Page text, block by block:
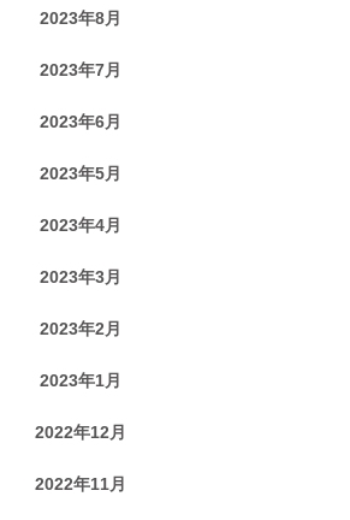
2023年8月
2023年7月
2023年6月
2023年5月
2023年4月
2023年3月
2023年2月
2023年1月
2022年12月
2022年11月